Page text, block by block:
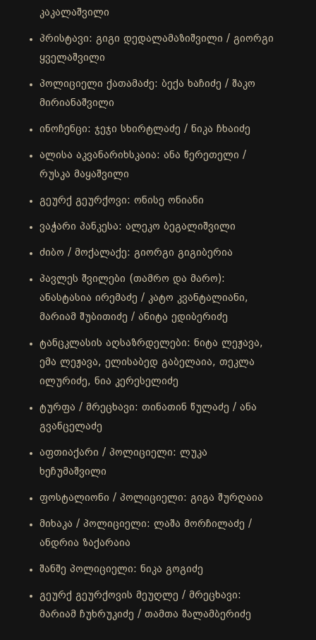
კაკალაშვილი
პრისტავი: გიგი დედალამაზიშვილი / გიორგი
ყველაშვილი
პოლიციელი ქათამაძე: ბექა ხაჩიძე / შაკო
მირიანაშვილი
ინოჩენცი: ჯეჯი სხირტლაძე / ნიკა ჩხაიძე
ალისა აკვანარიხსკაია: ანა წერეთელი /
რუსკა მაყაშვილი
გეურქ გეურქოვი: ონისე ონიანი
ვაჭარი პანკესა: ალეკო ბეგალიშვილი
ძიბო / მოქალაქე: გიორგი გიგიბერია
პავლეს შვილები (თამრო და მარო):
ანასტასია ირემაძე / კატო კვანტალიანი,
მარიამ შუბითიძე / ანიტა ედიბერიძე
ტანცკლასის აღსაზრდელები: ნიტა ლეჟავა,
ემა ლეჟავა, ელისაბედ გაბელაია, თეკლა
ილურიძე, ნია კერესელიძე
ტურფა / მრეცხავი: თინათინ წულაძე / ანა
გვანცელაძე
აფთიაქარი / პოლიციელი: ლუკა
ხეჩუმაშვილი
ფოსტალიონი / პოლიციელი: გიგა შურღაია
მიხაკა / პოლიციელი: ლაშა მორჩილაძე /
ანდრია ზაქარაია
შანშე პოლიციელი: ნიკა გოგიძე
გეურქ გეურქოვის მეუღლე / მრეცხავი:
მარიამ ჩუხრუკიძე / თამთა შალამბერიძე